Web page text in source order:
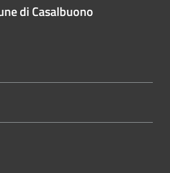
di Casalbuono